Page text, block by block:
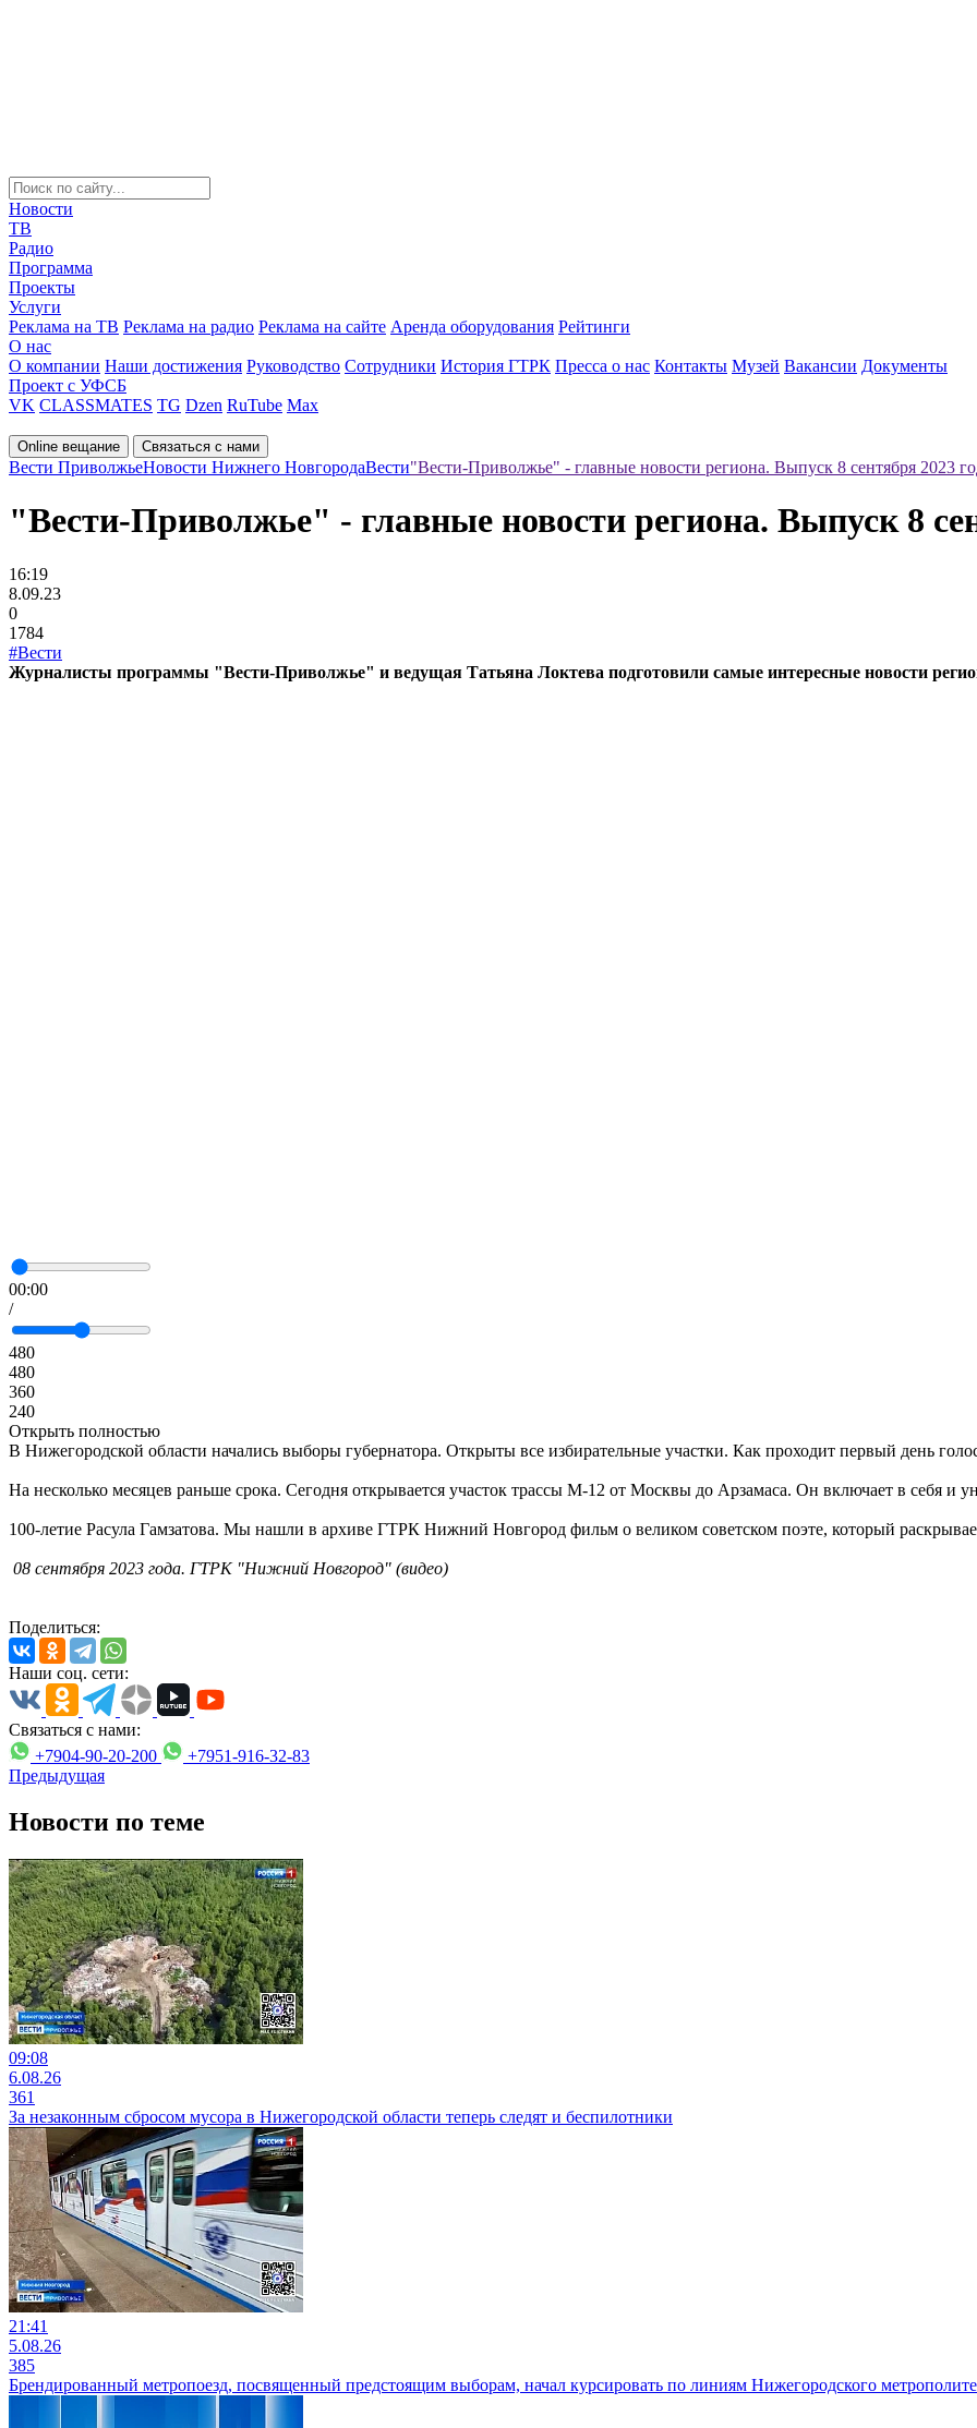
Новости
ТВ
Радио
Программа
Проекты
Услуги
Реклама на ТВ Реклама на радио Реклама на сайте Аренда оборудования Рейтинги
О нас
О компании Наши достижения Руководство Сотрудники История ГТРК Пресса о нас Контакты Музей Вакансии Документы
Проект с УФСБ
VK CLASSMATES TG Dzen RuTube Max
Online вещание Связаться с нами
Вести ПриволжьеНовости Нижнего НовгородаВести"Вести-Приволжье" - главные новости региона. Выпуск 8 сентября 2023
"Вести-Приволжье" - главные новости региона. Выпуск 8
16:19
8.09.23
0
1784
#Вести
Журналисты программы "Вести-Приволжье" и ведущая Татьяна Локтева подготовили самые интересные новости
00:00
/
480
480
360
240
Открыть полностью
В Нижегородской области начались выборы губернатора. Открыты все избирательные участки. Как проходит первый день
На несколько месяцев раньше срока. Сегодня открывается участок трассы М-12 от Москвы до Арзамаса. Он включает в себя и
100-летие Расула Гамзатова. Мы нашли в архиве ГТРК Нижний Новгород фильм о великом советском поэте, который
08 сентября 2023 года. ГТРК "Нижний Новгород" (видео)
Поделиться:
Наши соц. сети:
Связаться с нами:
+7904-90-20-200
+7951-916-32-83
Предыдущая
Новости по теме
09:08
6.08.26
361
За незаконным сбросом мусора в Нижегородской области теперь следят и беспилотники
21:41
5.08.26
385
Брендированный метропоезд, посвященный предстоящим выборам, начал курсировать по линиям Нижегородского